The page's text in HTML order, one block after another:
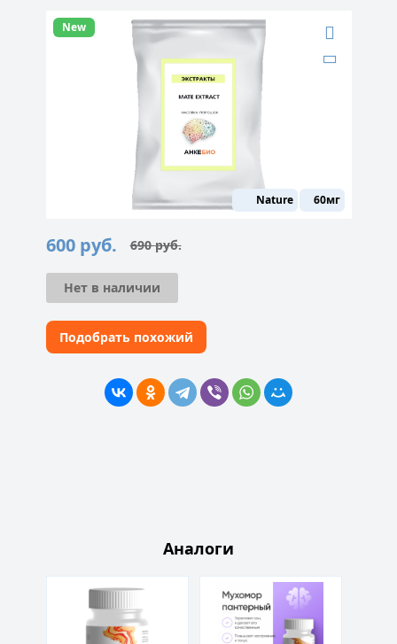
Nature 60мг
New
690руб.
Первоначальная
составляла
690 руб..
600 руб.
Текущая
600 руб..
Нет в наличии
Подобрать похожий
Аналоги